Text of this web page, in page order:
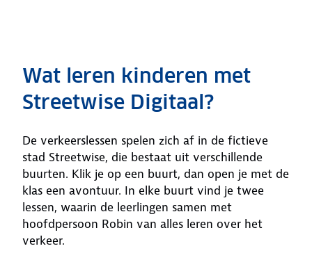
Wat leren kinderen met
Streetwise Digitaal?
De verkeerslessen spelen zich af in de fictieve
stad Streetwise, die bestaat uit verschillende
buurten. Klik je op een buurt, dan open je met de
klas een avontuur. In elke buurt vind je twee
lessen, waarin de leerlingen samen met
hoofdpersoon Robin van alles leren over het
verkeer.